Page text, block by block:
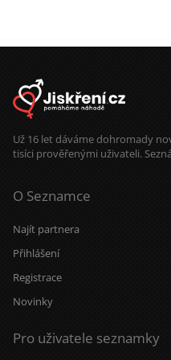
Už 16 let dáváme dohromady
tisíci prověřenými uživateli.
O Seznamce
Najít partnera
Přihlášení
Registrace
Novinky
Pro uživatele seznamky